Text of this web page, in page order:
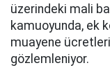
üzerindeki mali
kamuoyunda, ek
muayene
gözlemleniyor.